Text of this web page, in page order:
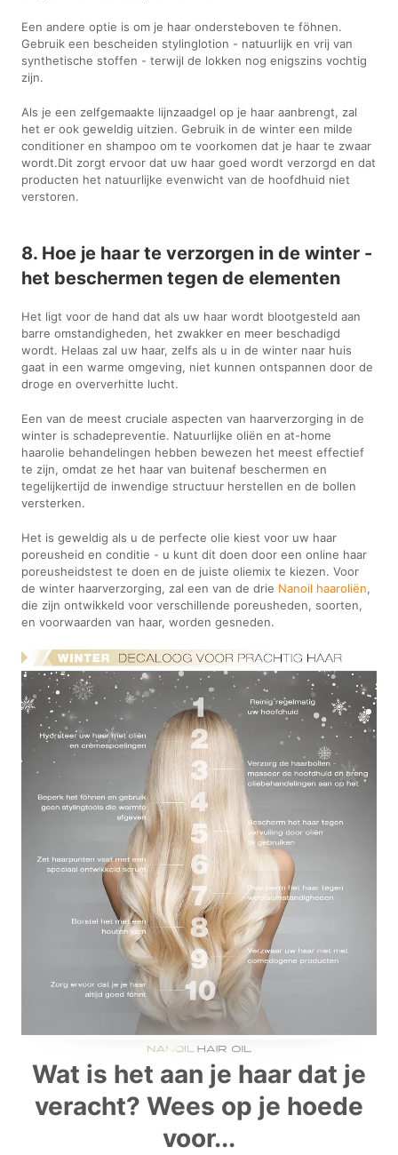
Een andere optie is om je haar ondersteboven te föhnen.
Gebruik een bescheiden stylinglotion - natuurlijk en vrij van
synthetische stoffen - terwijl de lokken nog enigszins vochtig
zijn.
Als je een zelfgemaakte lijnzaadgel op je haar aanbrengt, zal
het er ook geweldig uitzien. Gebruik in de winter een milde
conditioner en shampoo om te voorkomen dat je haar te zwaar
wordt.Dit zorgt ervoor dat uw haar goed wordt verzorgd en dat
producten het natuurlijke evenwicht van de hoofdhuid niet
verstoren.
8. Hoe je haar te verzorgen in de winter -
het beschermen tegen de elementen
Het ligt voor de hand dat als uw haar wordt blootgesteld aan
barre omstandigheden, het zwakker en meer beschadigd
wordt. Helaas zal uw haar, zelfs als u in de winter naar huis
gaat in een warme omgeving, niet kunnen ontspannen door de
droge en oververhitte lucht.
Een van de meest cruciale aspecten van haarverzorging in de
winter is schadepreventie. Natuurlijke oliën en at-home
haarolie behandelingen hebben bewezen het meest effectief
te zijn, omdat ze het haar van buitenaf beschermen en
tegelijkertijd de inwendige structuur herstellen en de bollen
versterken.
Het is geweldig als u de perfecte olie kiest voor uw haar
poreusheid en conditie - u kunt dit doen door een online haar
poreusheidstest te doen en de juiste oliemix te kiezen. Voor
de winter haarverzorging, zal een van de drie Nanoil haaroliën,
die zijn ontwikkeld voor verschillende poreusheden, soorten,
en voorwaarden van haar, worden gesneden.
Wat is het aan je haar dat je
veracht? Wees op je hoede
voor...